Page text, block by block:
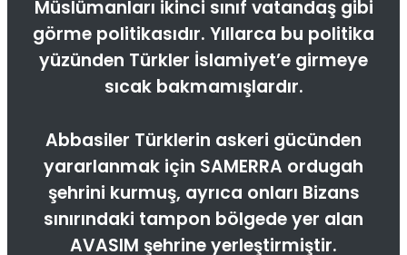
Müslümanları ikinci sınıf vatandaş gibi
görme politikasıdır. Yıllarca bu politika
yüzünden Türkler İslamiyet’e girmeye
sıcak bakmamışlardır.
Abbasiler Türklerin askeri gücünden
yararlanmak için SAMERRA ordugah
şehrini kurmuş, ayrıca onları Bizans
sınırındaki tampon bölgede yer alan
AVASIM şehrine yerleştirmiştir.